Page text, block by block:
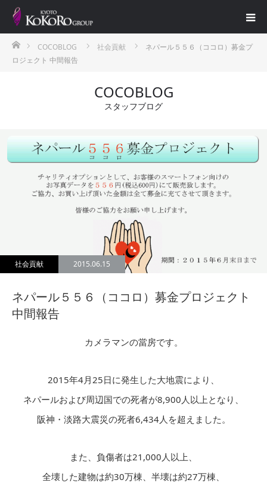
ホームCOCOBLOG 社会貢献
ネパール５５６（ココロ）募金プ
ロジェクト 中間報告
COCOBLOG
スタッフブログ
社会貢献 2015.06.15
ネパール５５６（ココロ）募金プロジェクト
中間報告
カメラマンの當房です。
2015年4月25日に発生した大地震により、
ネパールおよび周辺国での死者が8,900人以上となり、
阪神・淡路大震災の死者6,434人を超えました。
また、負傷者は21,000人以上、
全壊した建物は約30万棟、半壊は約27万棟、